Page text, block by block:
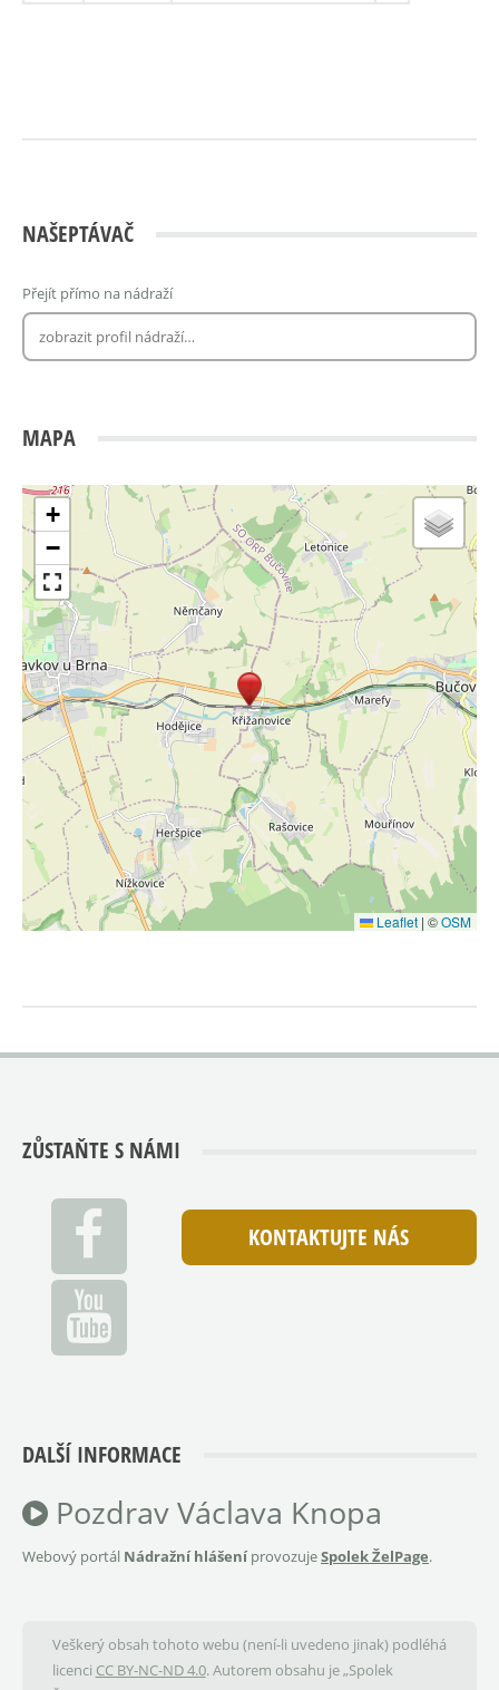
NAŠEPTÁVAČ
Přejít přímo na nádraží
MAPA
+
−
Leaflet | ©OSM
ZŮSTAŇTE S NÁMI
KONTAKTUJTE NÁS
DALŠÍ INFORMACE
Pozdrav Václava Knopa
Webový portál Nádražní hlášeníprovozujeSpolek ŽelPage.
Veškerý obsah tohoto webu (není-li uvedeno jinak) podléhá
licenci CC BY-NC-ND 4.0. Autorem obsahu je „Spolek